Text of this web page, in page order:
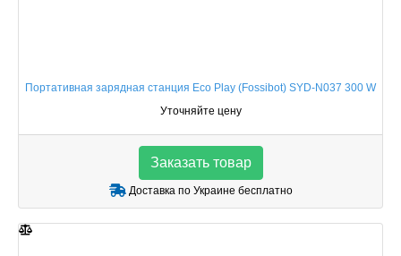
Портативная зарядная станция Eco Play (Fossibot) SYD-N037 300 W
Уточняйте цену
Заказать товар
Доставка по Украине бесплатно